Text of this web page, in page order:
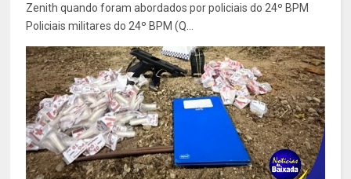
Zenith quando foram abordados por policiais do 24º BPM
Policiais militares do 24º BPM (Q...